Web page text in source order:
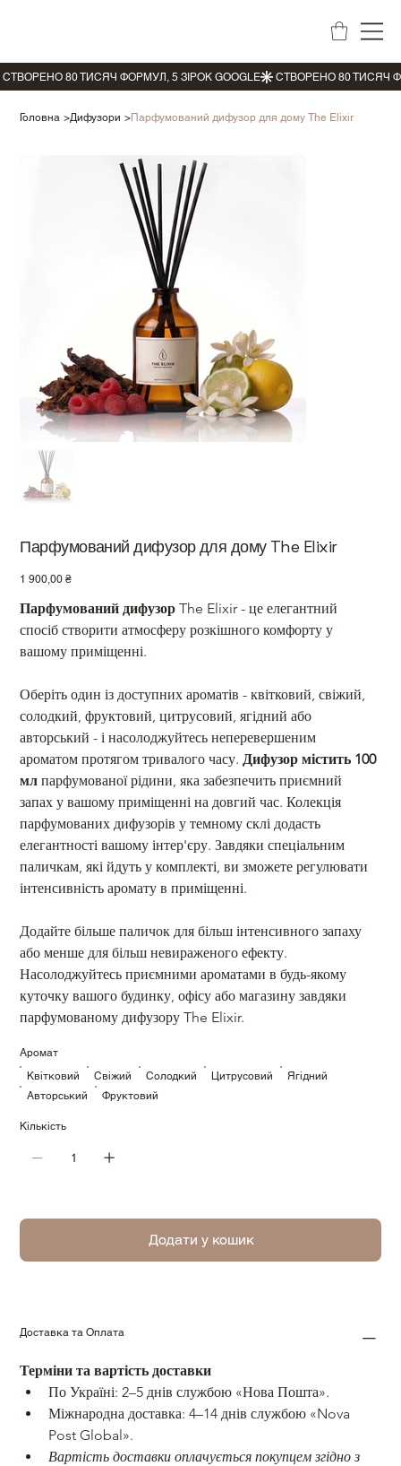
Головна >Дифузори >Парфумований дифузор для дому The Elixir
Парфумований дифузор для дому The Elixir
Ціна
1 900,00 ₴
Парфумований дифузор The Elixir - це елегантний
спосіб створити атмосферу розкішного комфорту у
вашому приміщенні.
Оберіть один із доступних ароматів - квітковий, свіжий,
солодкий, фруктовий, цитрусовий, ягідний або
авторський - і насолоджуйтесь неперевершеним
ароматом протягом тривалого часу. Дифузор містить 100
мл парфумованої рідини, яка забезпечить приємний
запах у вашому приміщенні на довгий час. Колекція
парфумованих дифузорів у темному склі додасть
елегантності вашому інтер'єру. Завдяки спеціальним
паличкам, які йдуть у комплекті, ви зможете регулювати
інтенсивність аромату в приміщенні.
Додайте більше паличок для більш інтенсивного запаху
або менше для більш невираженого ефекту.
Насолоджуйтесь приємними ароматами в будь-якому
куточку вашого будинку, офісу або магазину завдяки
парфумованому дифузору The Elixir.
Квітковий Свіжий Солодкий Цитрусовий
Ягідний
Авторський
Фруктовий
Аромат
Кількість
Додати у кошик
Доставка та Оплата
Терміни та вартість доставки
По Україні: 2–5 днів службою «Нова Пошта».
Міжнародна доставка: 4–14 днів службою «Nova
Post Global».
Вартість доставки оплачується покупцем згідно з